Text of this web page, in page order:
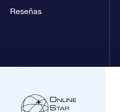
Reseñas